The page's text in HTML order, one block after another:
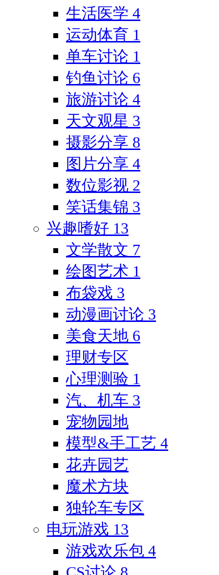
生活医学 4
运动体育 1
单车讨论 1
钓鱼讨论 6
旅游讨论 4
天文观星 3
摄影分享 8
图片分享 4
数位影视 2
笑话集锦 3
兴趣嗜好 13
文学散文 7
绘图艺术 1
布袋戏 3
动漫画讨论 3
美食天地 6
理财专区
心理测验 1
汽、机车 3
宠物园地
模型&手工艺 4
花卉园艺
魔术方块
独轮车专区
电玩游戏 13
游戏欢乐包 4